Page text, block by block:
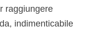
raggiungere
indimenticabile